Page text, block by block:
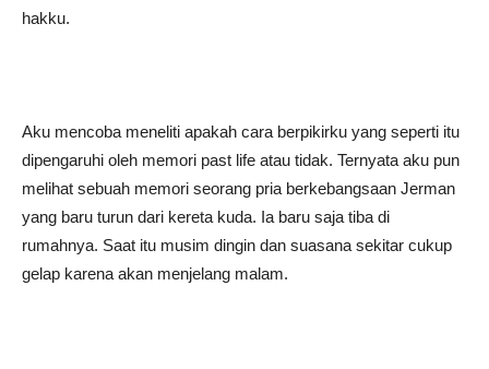
hakku.
Aku mencoba meneliti apakah cara berpikirku yang seperti itu
dipengaruhi oleh memori past life atau tidak. Ternyata aku pun
melihat sebuah memori seorang pria berkebangsaan Jerman
yang baru turun dari kereta kuda. Ia baru saja tiba di
rumahnya. Saat itu musim dingin dan suasana sekitar cukup
gelap karena akan menjelang malam.